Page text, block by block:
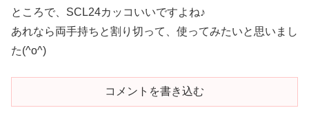
ところで、SCL24カッコいいですよね♪
あれなら両手持ちと割り切って、使ってみたいと思いまし
た(^o^)
コメントを書き込む